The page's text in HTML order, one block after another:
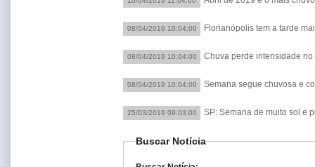
08/04/2019 10:04:00 Florianópolis tem a tarde
08/04/2019 10:04:00 Chuva perde intensidade
08/04/2019 10:04:00 Semana segue chuvosa e
25/03/2019 09:03:00 SP: Semana de muito sol e
Buscar Notícia